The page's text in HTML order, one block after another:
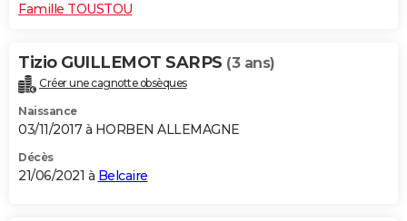
Famille TOUSTOU
Tizio GUILLEMOT SARPS (3 ans)
Créer une cagnotte obsèques
Naissance
03/11/2017 à HORBEN ALLEMAGNE
Décès
21/06/2021 à Belcaire